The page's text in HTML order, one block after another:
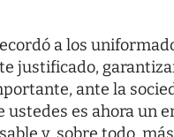
a los
justificado,
ante la
es ahora un